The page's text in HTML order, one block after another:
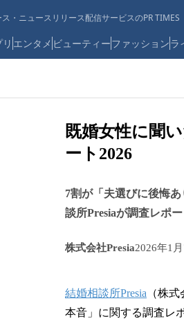
・ニュースリリース配信サービスのPR TIMES
エンタメ ビューティーファッションラ
既婚女性に聞
ート2026
7割が「夫選びに後悔
談所Presiaが調査レポ
株式会社Presia2026年1
結婚相談所Presia （株
本音」に関する調査レ